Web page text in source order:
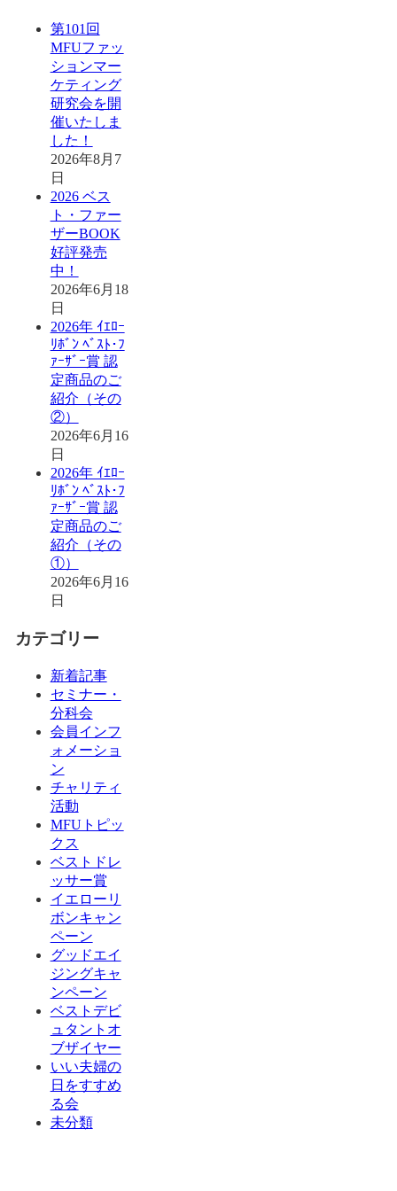
第101回
MFUファッ
ションマー
ケティング
研究会を開
催いたしま
した！
2026年8月7
日
2026 ベス
ト・ファー
ザーBOOK
好評発売
中！
2026年6月18
日
2026年 ｲｴﾛｰ
ﾘﾎﾞﾝ ﾍﾞｽﾄ･ﾌ
ｧｰｻﾞｰ賞 認
定商品のご
紹介（その
②）
2026年6月16
日
2026年 ｲｴﾛｰ
ﾘﾎﾞﾝ ﾍﾞｽﾄ･ﾌ
ｧｰｻﾞｰ賞 認
定商品のご
紹介（その
①）
2026年6月16
日
カテゴリー
新着記事
セミナー・
分科会
会員インフ
ォメーショ
ン
チャリティ
活動
MFUトピッ
クス
ベストドレ
ッサー賞
イエローリ
ボンキャン
ペーン
グッドエイ
ジングキャ
ンペーン
ベストデビ
ュタントオ
ブザイヤー
いい夫婦の
日をすすめ
る会
未分類